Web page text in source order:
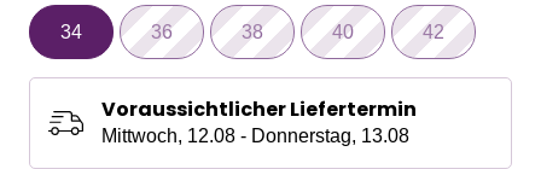
34 36 38 40 42
Voraussichtlicher Liefertermin
Mittwoch, 12.08 - Donnerstag, 13.08